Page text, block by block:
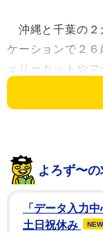
沖縄と千葉の２
ケーションで２
ェリーカットや
る。複数のキー
るインタビュー
になったなぁと
そんな今の伊藤
みな気持ちでい
を出させていた
よろず〜
「データ入力
土日祝休み
NEW